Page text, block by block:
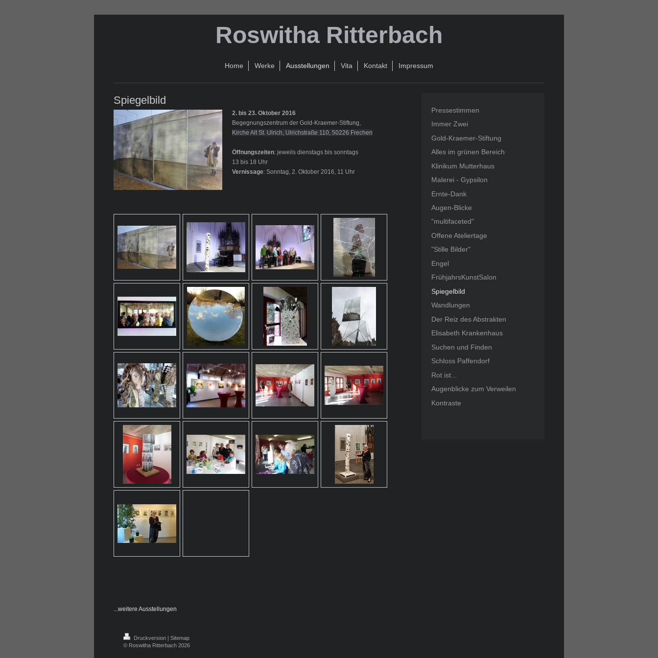
Roswitha Ritterbach
Home Werke Ausstellungen Vita Kontakt Impressum
Spiegelbild
2. bis 23. Oktober 2016
Begegnungszentrum der Gold-Kraemer-Stiftung,
Kirche Alt St. Ulrich, Ulrichstraße 110, 50226 Frechen
Öffnungszeiten: jeweils dienstags bis sonntags
13 bis 18 Uhr
Vernissage: Sonntag, 2. Oktober 2016, 11 Uhr
...weitere Ausstellungen
Pressestimmen
Immer Zwei
Gold-Kraemer-Stiftung
Alles im grünen Bereich
Klinikum Mutterhaus
Malerei - Gypsilon
Ernte-Dank
Augen-Blicke
"multifaceted"
Offene Ateliertage
"Stille Bilder"
Engel
FrühjahrsKunstSalon
Spiegelbild
Wandlungen
Der Reiz des Abstrakten
Elisabeth Krankenhaus
Suchen und Finden
Schloss Paffendorf
Rot ist...
Augenblicke zum Verweilen
Kontraste
Druckversion | Sitemap
© Roswitha Ritterbach 2026